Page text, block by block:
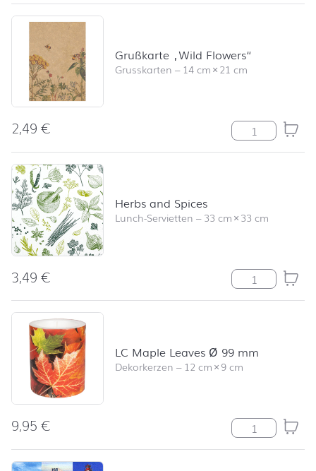
Grußkarte „Wild Flowers“
Grusskarten – 14 cm×21 cm
2,49€ Grußkarte
Herbs and Spices
Lunch-Servietten –33 cm×33 cm
3,49€ Herbs and
LC Maple Leaves Ø 99 mm
Dekorkerzen – 12 cm×9 cm
9,95€ LC Maple